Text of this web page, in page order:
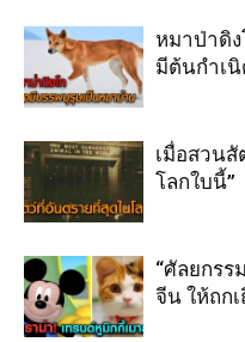
หมาป่าดิ
มีต้นกำเ
เมื่อสวน
โลกใบนี้”
“ศัลยกรร
จีน ให้ถก